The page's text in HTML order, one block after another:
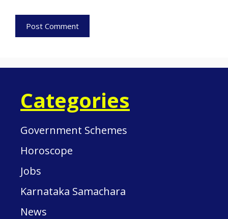
Categories
Government Schemes
Horoscope
Jobs
Karnataka Samachara
News